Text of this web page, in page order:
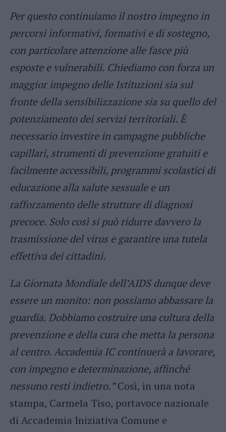
Per questo continuiamo il nostro impegno in
percorsi informativi, formativi e di sostegno,
con particolare attenzione alle fasce più
esposte e vulnerabili. Chiediamo con forza un
maggior impegno delle Istituzioni sia sul
fronte della sensibilizzazione sia su quello del
potenziamento dei servizi territoriali. È
necessario investire in campagne pubbliche
capillari, strumenti di prevenzione gratuiti e
facilmente accessibili, programmi scolastici di
educazione alla salute sessuale e un
rafforzamento delle strutture di diagnosi
precoce. Solo così si può ridurre davvero la
trasmissione del virus e garantire una tutela
effettiva dei cittadini.
La Giornata Mondiale dell’AIDS dunque deve
essere un monito: non possiamo abbassare la
guardia. Dobbiamo costruire una cultura della
prevenzione e della cura che metta la persona
al centro. Accademia IC continuerà a lavorare,
con impegno e determinazione, affinché
nessuno resti indietro.”Così, in una nota
stampa, Carmela Tiso, portavoce nazionale
di Accademia Iniziativa Comune e